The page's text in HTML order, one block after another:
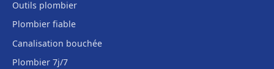
Outils plombier
Plombier fiable
Canalisation bouchée
Plombier 7j/7